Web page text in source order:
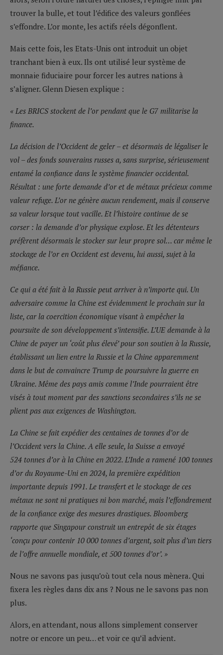
trouver la bulle, et tout l’édifice des valeurs gonflées
s’effondre. L’or monte, les actifs réels dégonflent.
Mais cette fois, les Etats-Unis ont introduit un objet
tranchant bien à eux. Ils ont utilisé leur système de
monnaie fiduciaire pour forcer les autres nations à
s’aligner. Glenn Diesen explique :
« Les BRICS stockent de l’or pendant que le G7 militarise la
finance.
La décision de l’Occident de geler – et désormais de légaliser le
vol – des fonds souverains russes a, sans surprise, sérieusement
entamé la confiance dans le système financier occidental.
Résultat : une forte demande d’or et de métaux précieux comme
valeur refuge. L’or ne génère aucun rendement, mais il conserve
sa valeur lorsque tout vacille. Et l’histoire continue de se
corser : la demande d’or physique explose. Et les détenteurs
préfèrent désormais le stocker sur leur propre sol… car même le
stockage de l’or en Occident est devenu, lui aussi, sujet à la
méfiance.
Ce qui a été fait à la Russie peut arriver à n’importe qui. Un
adversaire comme la Chine est évidemment le prochain sur la
liste, car la coercition économique visant à empêcher la
poursuite de son développement s’intensifie. L’UE demande à la
Chine de payer un ‘coût plus élevé’ pour son soutien à la Russie,
établissant un lien entre la Russie et la Chine apparemment
dans le but de convaincre Trump de poursuivre la guerre en
Ukraine. Même des pays amis comme l’Inde pourraient être
visés à tout moment par des sanctions secondaires s’ils ne se
plient pas aux exigences de Washington.
La Chine se fait expédier des centaines de tonnes d’or de
l’Occident vers la Chine. A elle seule, la Suisse a envoyé
524 tonnes d’or à la Chine en 2022. L’Inde a ramené 100 tonnes
d’or du Royaume-Uni en 2024, la première expédition
importante depuis 1991. Le transfert et le stockage de ces
métaux ne sont ni pratiques ni bon marché, mais l’effondrement
de la confiance exige des mesures drastiques. Bloomberg
rapporte que Singapour construit un entrepôt de six étages
‘conçu pour contenir 10 000 tonnes d’argent, soit plus d’un tiers
de l’offre annuelle mondiale, et 500 tonnes d’or’. »
Nous ne savons pas jusqu’où tout cela nous mènera. Qui
fixera les règles dans dix ans ? Nous ne le savons pas non
plus.
Alors, en attendant, nous allons simplement conserver
notre or encore un peu… et voir ce qu’il advient.